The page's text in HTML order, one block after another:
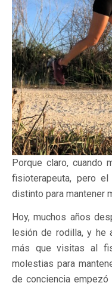
Porque claro, cuando
fisioterapeuta, pero
distinto para mantener
Hoy, muchos años
lesión de rodilla, y he
más que visitas al
molestias para
de conciencia